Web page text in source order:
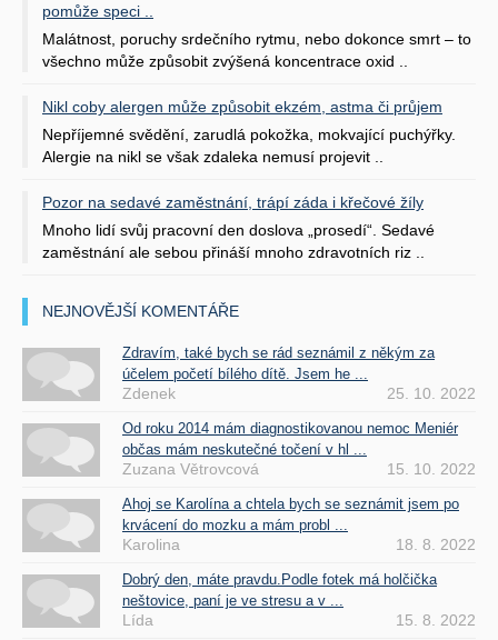
pomůže speci ..
Malátnost, poruchy srdečního rytmu, nebo dokonce smrt – to
všechno může způsobit zvýšená koncentrace oxid ..
Nikl coby alergen může způsobit ekzém, astma či průjem
Nepříjemné svědění, zarudlá pokožka, mokvající puchýřky.
Alergie na nikl se však zdaleka nemusí projevit ..
Pozor na sedavé zaměstnání, trápí záda i křečové žíly
Mnoho lidí svůj pracovní den doslova „prosedí“. Sedavé
zaměstnání ale sebou přináší mnoho zdravotních riz ..
NEJNOVĚJŠÍ KOMENTÁŘE
Zdravím, také bych se rád seznámil z někým za
účelem početí bílého dítě. Jsem he ...
Zdenek 25. 10. 2022
Od roku 2014 mám diagnostikovanou nemoc Meniér
občas mám neskutečné točení v hl ...
Zuzana Větrovcová 15. 10. 2022
Ahoj se Karolína a chtela bych se seznámit jsem po
krvácení do mozku a mám probl ...
Karolina 18. 8. 2022
Dobrý den, máte pravdu.Podle fotek má holčička
neštovice, paní je ve stresu a v ...
Lída 15. 8. 2022